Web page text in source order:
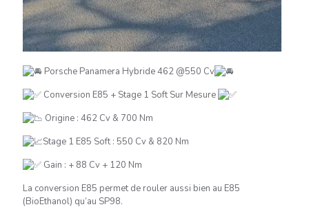
Porsche Panamera Hybride 462 @550 Cv
Conversion E85 + Stage 1 Soft Sur Mesure
Origine : 462 Cv & 700 Nm
Stage 1 E85 Soft : 550 Cv & 820 Nm
Gain : + 88 Cv + 120 Nm
La conversion E85 permet de rouler aussi bien au E85
(BioEthanol) qu’au SP98.